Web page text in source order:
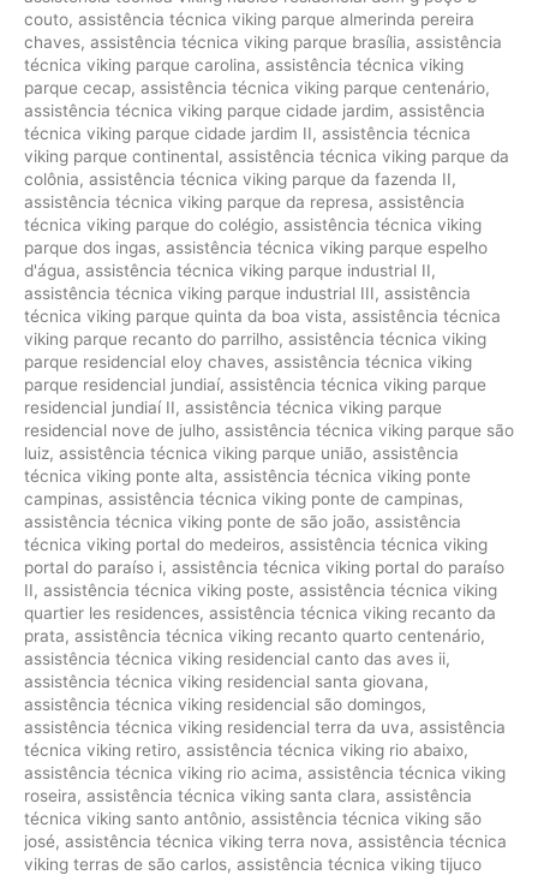
couto, assistência técnica viking parque almerinda pereira
chaves, assistência técnica viking parque brasília, assistência
técnica viking parque carolina, assistência técnica viking
parque cecap, assistência técnica viking parque centenário,
assistência técnica viking parque cidade jardim, assistência
técnica viking parque cidade jardim II, assistência técnica
viking parque continental, assistência técnica viking parque da
colônia, assistência técnica viking parque da fazenda II,
assistência técnica viking parque da represa, assistência
técnica viking parque do colégio, assistência técnica viking
parque dos ingas, assistência técnica viking parque espelho
d'água, assistência técnica viking parque industrial II,
assistência técnica viking parque industrial III, assistência
técnica viking parque quinta da boa vista, assistência técnica
viking parque recanto do parrilho, assistência técnica viking
parque residencial eloy chaves, assistência técnica viking
parque residencial jundiaí, assistência técnica viking parque
residencial jundiaí II, assistência técnica viking parque
residencial nove de julho, assistência técnica viking parque são
luiz, assistência técnica viking parque união, assistência
técnica viking ponte alta, assistência técnica viking ponte
campinas, assistência técnica viking ponte de campinas,
assistência técnica viking ponte de são joão, assistência
técnica viking portal do medeiros, assistência técnica viking
portal do paraíso i, assistência técnica viking portal do paraíso
II, assistência técnica viking poste, assistência técnica viking
quartier les residences, assistência técnica viking recanto da
prata, assistência técnica viking recanto quarto centenário,
assistência técnica viking residencial canto das aves ii,
assistência técnica viking residencial santa giovana,
assistência técnica viking residencial são domingos,
assistência técnica viking residencial terra da uva, assistência
técnica viking retiro, assistência técnica viking rio abaixo,
assistência técnica viking rio acima, assistência técnica viking
roseira, assistência técnica viking santa clara, assistência
técnica viking santo antônio, assistência técnica viking são
josé, assistência técnica viking terra nova, assistência técnica
viking terras de são carlos, assistência técnica viking tijuco